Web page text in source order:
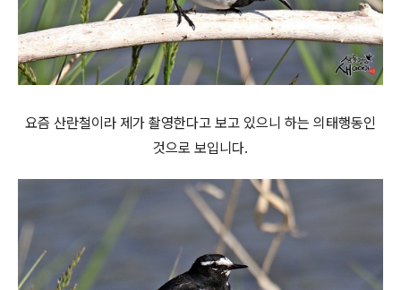
요즘 산란철이라 제가 촬영한다고 보고 있으니 하는 의태행동인
것으로 보입니다.